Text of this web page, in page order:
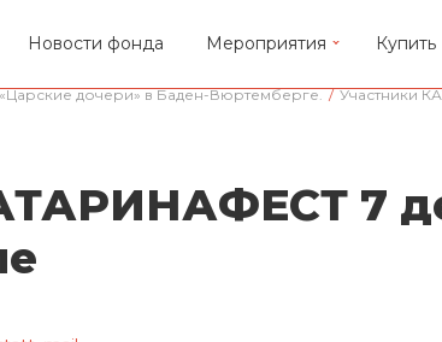
Новости фонда Мероприятия Купить
дочери» в Баден-Вюртемберге. / Участники
7